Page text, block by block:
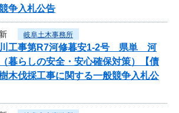
争入札公告
岐阜土木事務所
川工事第R7河修暮安1-2号 県単 河
暮らしの安全・安心確保対策）【債
木伐採工事に関する一般競争入札公